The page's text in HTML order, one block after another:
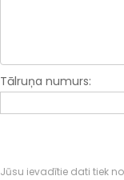
Tālruņa numurs:
Jūsu ievadītie dati tiek